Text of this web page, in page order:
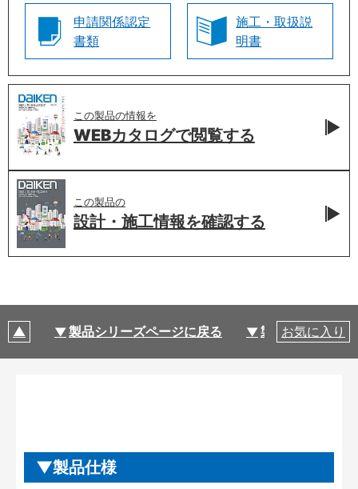
申請関係認定
書類
施工・取扱説
明書
この製品の情報を
WEBカタログで閲覧する
この製品の
設計・施工情報を確認する
製品シリーズページに戻る 製品仕様
お気に入り
製品仕様